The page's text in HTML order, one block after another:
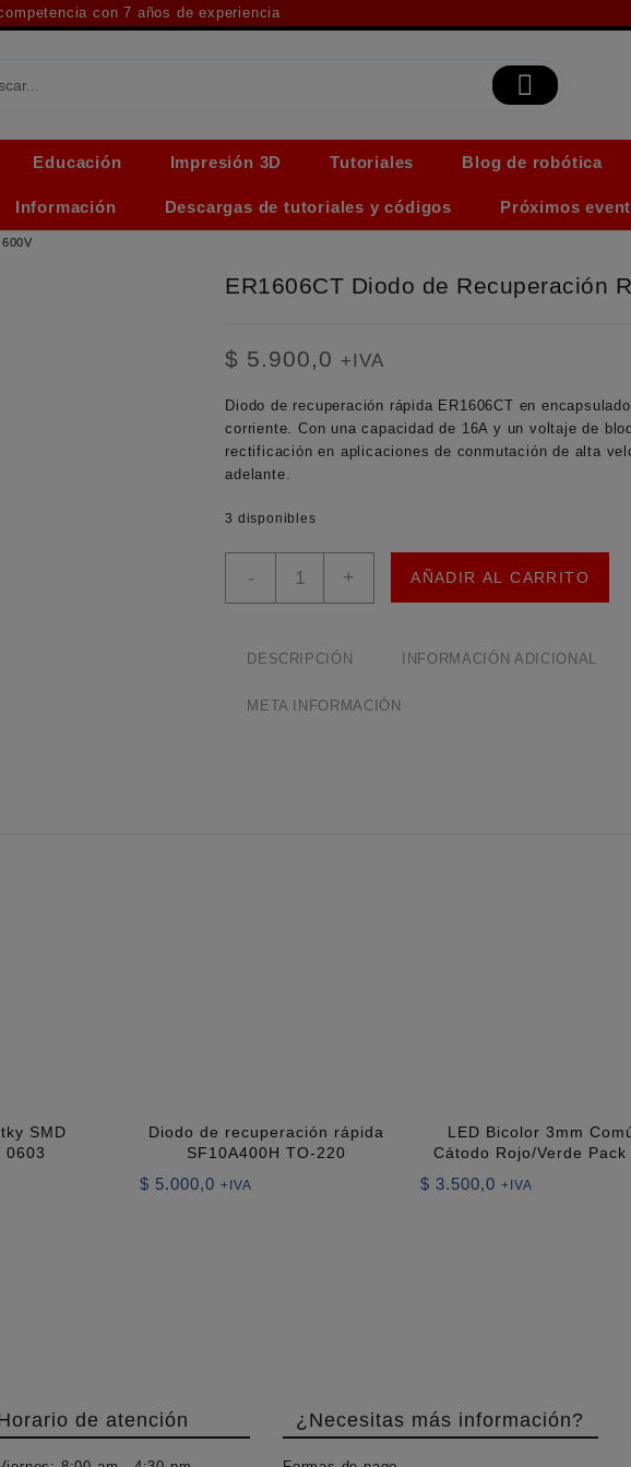
con 7 años de experiencia
Educación Impresión 3D Tutoriales Blog de robótica
Información Descargas de tutoriales y códigos Próximos
ER1606CT Diodo de Recuperación
$ 5.900,0 +IVA
Diodo de recuperación rápida ER1606CT en
corriente. Con una capacidad de 16A y un voltaje de
rectificación en aplicaciones de conmutación de alta
adelante.
3 disponibles
-
Diodo
Rápida
600V
+ AÑADIR AL CARRITO
DESCRIPCIÓN INFORMACIÓN ADICIONAL
META INFORMACIÓN
SMD
0603
Diodo de recuperación rápida
SF10A400H TO-220
$ 5.000,0 +IVA
LED Bicolor 3mm
Cátodo Rojo/Verde Pack
$ 3.500,0 +IVA
de atención ¿Necesitas más información?